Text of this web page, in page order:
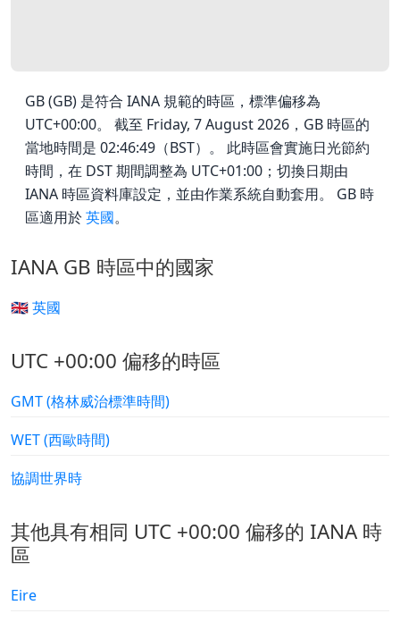
GB (GB) 是符合 IANA 規範的時區，標準偏移為
UTC+00:00。 截至 Friday, 7 August 2026，GB 時區的
當地時間是 02:46:49（BST）。 此時區會實施日光節約
時間，在 DST 期間調整為 UTC+01:00；切換日期由
IANA 時區資料庫設定，並由作業系統自動套用。 GB 時
區適用於英國。
IANA GB 時區中的國家
🇬🇧 英國
UTC +00:00 偏移的時區
GMT (格林威治標準時間)
WET (西歐時間)
協調世界時
其他具有相同 UTC +00:00 偏移的 IANA 時
區
Eire